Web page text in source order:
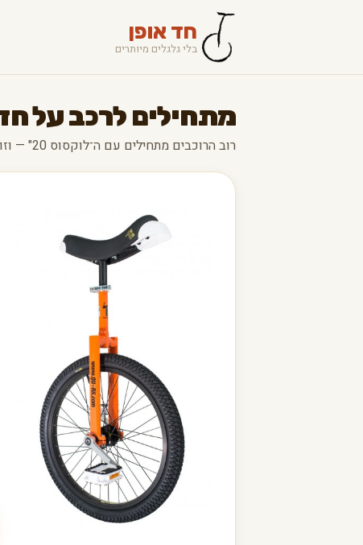
חד אופן
בלי גלגלים מיותרים
מתחילים לרכב על
רוב הרוכבים מתחילים עם ה־לוקסוס 20" — וזו בחירה מצוינת.